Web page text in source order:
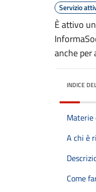
Servizio
È attivo
anche per
INDICE
Materie
A chi è
Come